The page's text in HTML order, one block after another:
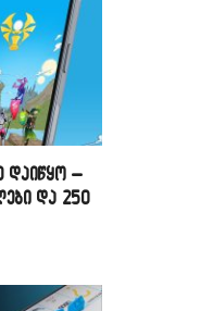
დაიწყო –
და 250